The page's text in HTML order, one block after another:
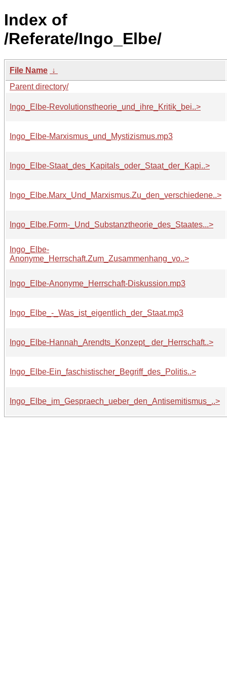
Index of
/Referate/Ingo_Elbe/
File Name ↓
Parent directory/
Ingo_Elbe-Revolutionstheorie_und_ihre_Kritik_bei..>
Ingo_Elbe-Marxismus_und_Mystizismus.mp3
Ingo_Elbe-Staat_des_Kapitals_oder_Staat_der_Kapi..>
Ingo_Elbe.Marx_Und_Marxismus.Zu_den_verschiedene..>
Ingo_Elbe.Form-_Und_Substanztheorie_des_Staates...>
Ingo_Elbe-
Anonyme_Herrschaft.Zum_Zusammenhang_vo..>
Ingo_Elbe-Anonyme_Herrschaft-Diskussion.mp3
Ingo_Elbe_-_Was_ist_eigentlich_der_Staat.mp3
Ingo_Elbe-Hannah_Arendts_Konzept_ der_Herrschaft..>
Ingo_Elbe-Ein_faschistischer_Begriff_des_Politis..>
Ingo_Elbe_im_Gespraech_ueber_den_Antisemitismus_..>